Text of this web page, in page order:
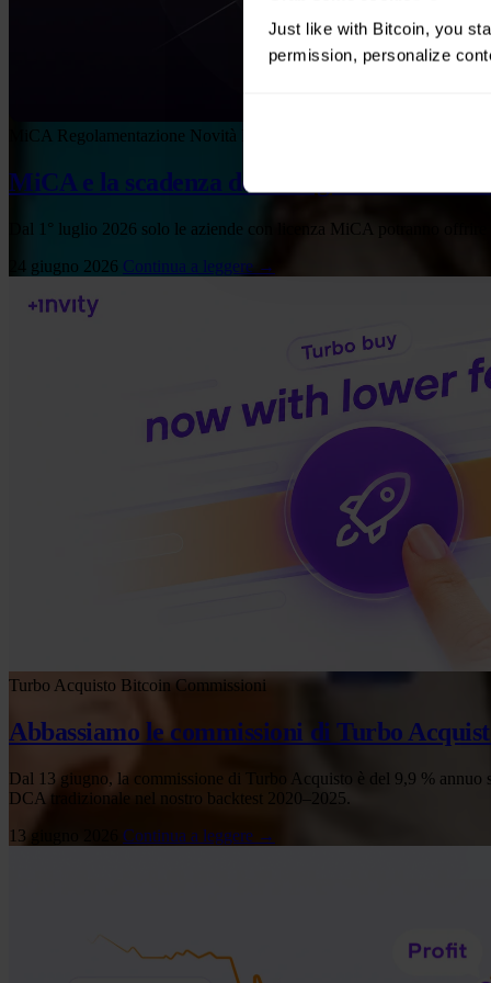
Just like with Bitcoin, you
permission, personalize
MiCA Regolamentazione Novità Invity
MiCA e la scadenza del 1° luglio 2026: cosa
Dal 1° luglio 2026 solo le aziende con licenza MiCA potranno
24 giugno 2026 Continua a leggere →
Turbo Acquisto Bitcoin Commissioni
Abbassiamo le commissioni di Turbo
Dal 13 giugno, la commissione di Turbo Acquisto è del 9,9 %
DCA tradizionale nel nostro backtest 2020–2025.
13 giugno 2026 Continua a leggere →